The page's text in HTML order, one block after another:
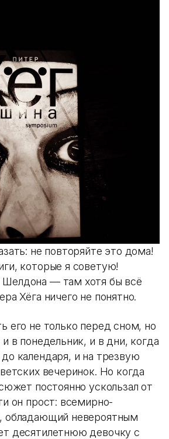
не повторяйте это дома!
которые я советую!
— там хотя бы всё
Хёга ничего не понятно.
его не только перед сном, но
в понедельник, и в дни, когда
календаря, и на трезвую
вечеринок. Но когда
постоянно ускользал от
он прост: всемирно-
обладающий невероятным
десятилетнюю девочку с